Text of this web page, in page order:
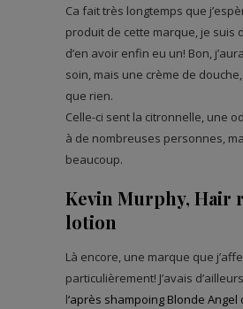
Ca fait très longtemps que
produit de cette marque, je suis
d’en avoir enfin eu un! Bon,
soin, mais une crème de
que rien.
Celle-ci sent la citronnelle, une
à de nombreuses personnes,
beaucoup.
Kevin Murphy, Hair
lotion
Là encore, une marque que
particulièrement! J’avais
l‘après shampoing Blonde Angel